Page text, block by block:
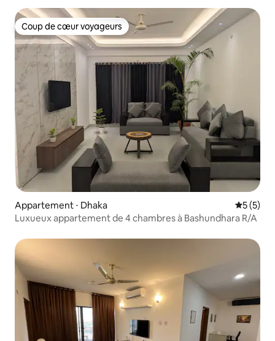
Coup de cœur voyageurs
Coup de cœur voyageurs
Appartement ⋅ Dhaka
5 (5)
Luxueux appartement de 4 chambres à Bashundhara R/A